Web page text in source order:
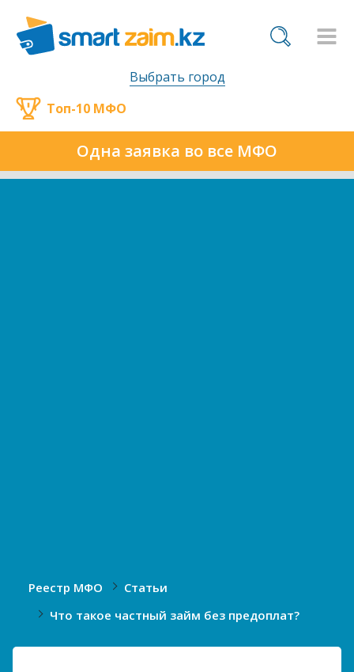
Выбрать город
Одна заявка во все МФО
Топ-10 МФО
Реестр МФО
Статьи
Что такое частный займ без предоплат?